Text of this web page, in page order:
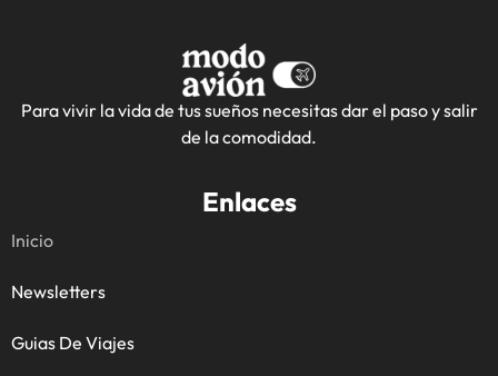
Para vivir la vida de tus sueños necesitas dar el paso y salir
de la comodidad.
Enlaces
Inicio
Newsletters
Guias De Viajes